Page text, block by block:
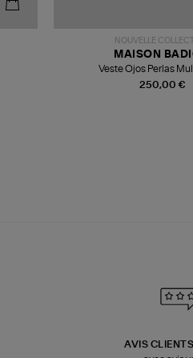
NOUVELLE
250,00 €
MAISON
Veste Ojos Perlas
AVIS